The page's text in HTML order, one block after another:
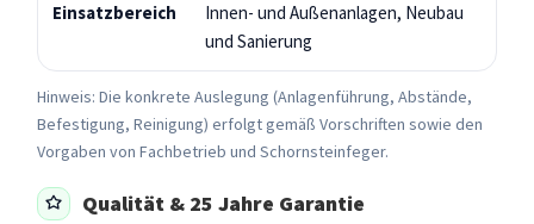
Einsatzbereich
Innen- und Außenanlagen, Neubau
und Sanierung
Hinweis: Die konkrete Auslegung (Anlagenführung, Abstände,
Befestigung, Reinigung) erfolgt gemäß Vorschriften sowie den
Vorgaben von Fachbetrieb und Schornsteinfeger.
Qualität & 25 Jahre Garantie